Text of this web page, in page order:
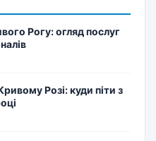
Рогу: огляд послуг
Розі: куди піти з